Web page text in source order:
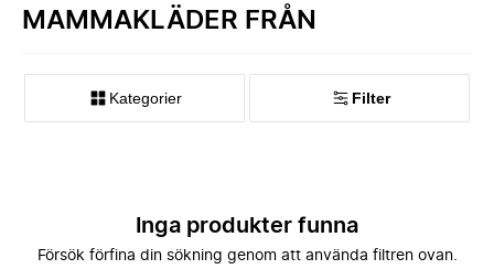
MAMMAKLÄDER FRÅN
Kategorier Filter
Inga produkter funna
Försök förfina din sökning genom att använda filtren ovan.